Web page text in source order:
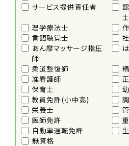
サービス提供責任者
士
理学療法士
言語聴覚士
あん摩マッサージ指圧
師
柔道整復師
准看護師
保育士
教員免許(小中高)
栄養士
医師免許
自動車運転免許
無資格